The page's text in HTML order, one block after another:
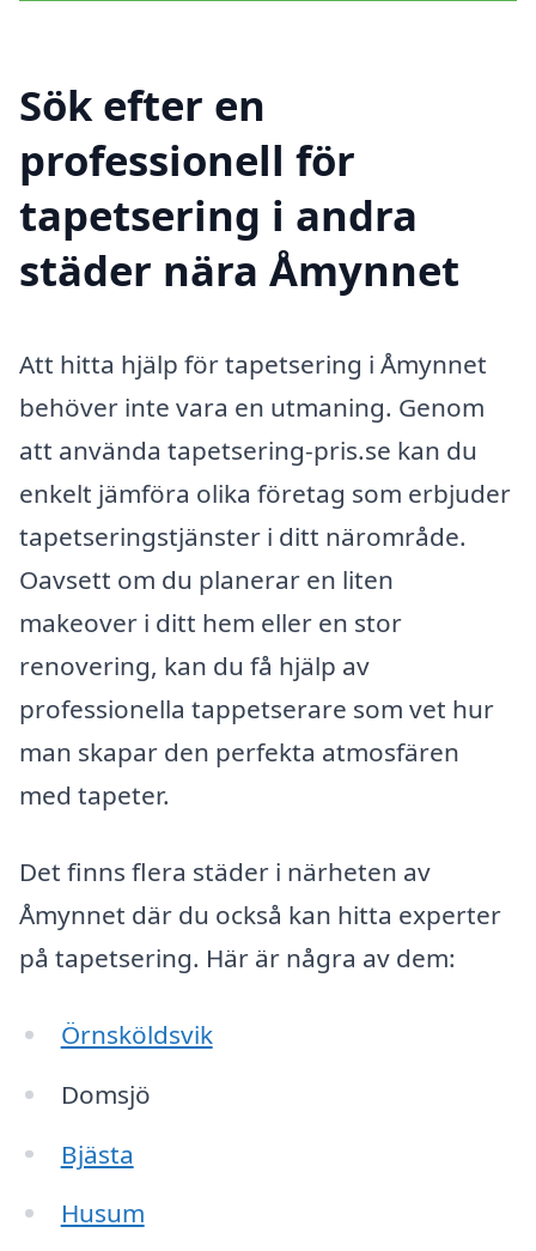
Sök efter en
professionell för
tapetsering i andra
städer nära Åmynnet
Att hitta hjälp för tapetsering i Åmynnet
behöver inte vara en utmaning. Genom
att använda tapetsering-pris.se kan du
enkelt jämföra olika företag som erbjuder
tapetseringstjänster i ditt närområde.
Oavsett om du planerar en liten
makeover i ditt hem eller en stor
renovering, kan du få hjälp av
professionella tappetserare som vet hur
man skapar den perfekta atmosfären
med tapeter.
Det finns flera städer i närheten av
Åmynnet där du också kan hitta experter
på tapetsering. Här är några av dem:
Örnsköldsvik
Domsjö
Bjästa
Husum